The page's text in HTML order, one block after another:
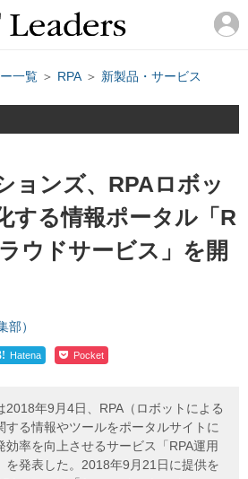
一覧 ＞ RPA ＞ 新製品・サービス
ョンズ、RPAロボッ
する情報ポータル「R
ウドサービス」を開
部）
! Hatena Pocket
2018年9月4日、RPA（ロボットによる
する情報やツールをポータルサイトに
率を向上させるサービス「RPA運用
を発表した。2018年9月21日に提供を